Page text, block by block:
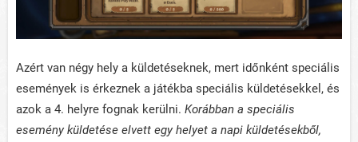
Azért van négy hely a küldetéseknek, mert időnként speciális
események is érkeznek a játékba speciális küldetésekkel, és
azok a 4. helyre fognak kerülni. Korábban a speciális
esemény küldetése elvett egy helyet a napi küldetésekből,